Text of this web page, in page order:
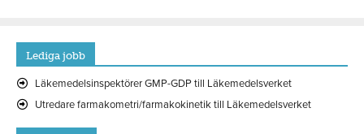
Lediga jobb
Läkemedelsinspektörer GMP-GDP till Läkemedelsverket
Utredare farmakometri/farmakokinetik till Läkemedelsverket